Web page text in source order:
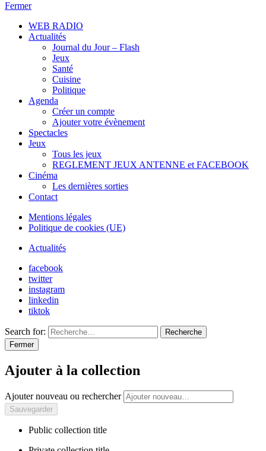
Fermer
WEB RADIO
Actualités
Journal du Jour – Flash
Jeux
Santé
Cuisine
Politique
Agenda
Créer un compte
Ajouter votre évènement
Spectacles
Jeux
Tous les jeux
REGLEMENT JEUX ANTENNE et FACEBOOK
Cinéma
Les dernières sorties
Contact
Mentions légales
Politique de cookies (UE)
Actualités
facebook
twitter
instagram
linkedin
tiktok
Search for:
Recherche
Fermer
Ajouter à la collection
Ajouter nouveau ou rechercher
Public collection title